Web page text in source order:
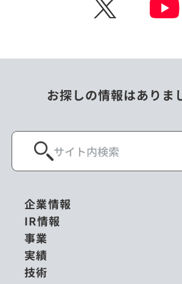
お探しの情報はありま
企業情報
IR情報
事業
実績
技術